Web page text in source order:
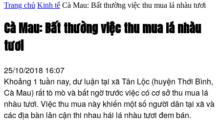
Trang chủ Kinh tế Cà Mau: Bất thường việc thu mua lá nhàu tươi
Cà Mau: Bất thường việc thu mua lá nhàu
tươi
25/10/2018 16:07
Khoảng 1 tuần nay, dư luận tại xã Tân Lộc (huyện Thới Bình,
Cà Mau) rất tò mò và bất ngờ trước việc có cơ sở thu mua lá
nhàu tươi. Việc thu mua này khiến một số người dân tại xã và
các địa bàn lân cận thi nhau hái lá nhàu tươi đem bán.